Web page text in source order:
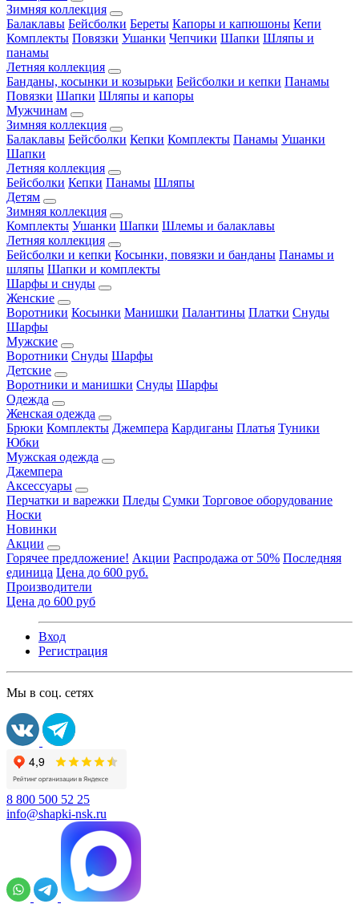
Зимняя коллекция
Балаклавы Бейсболки Береты Капоры и капюшоны Кепи
Комплекты Повязки Ушанки Чепчики Шапки Шляпы и
панамы
Летняя коллекция
Банданы, косынки и козырьки Бейсболки и кепки Панамы
Повязки Шапки Шляпы и капоры
Мужчинам
Зимняя коллекция
Балаклавы Бейсболки Кепки Комплекты Панамы Ушанки
Шапки
Летняя коллекция
Бейсболки Кепки Панамы Шляпы
Детям
Зимняя коллекция
Комплекты Ушанки Шапки Шлемы и балаклавы
Летняя коллекция
Бейсболки и кепки Косынки, повязки и банданы Панамы и
шляпы Шапки и комплекты
Шарфы и снуды
Женские
Воротники Косынки Манишки Палантины Платки Снуды
Шарфы
Мужские
Воротники Снуды Шарфы
Детские
Воротники и манишки Снуды Шарфы
Одежда
Женская одежда
Брюки Комплекты Джемпера Кардиганы Платья Туники
Юбки
Мужская одежда
Джемпера
Аксессуары
Перчатки и варежки Пледы Сумки Торговое оборудование
Носки
Новинки
Акции
Горячее предложение! Акции Распродажа от 50% Последняя
единица Цена до 600 руб.
Производители
Цена до 600 руб
Вход
Регистрация
Мы в соц. сетях
8 800 500 52 25
info@shapki-nsk.ru